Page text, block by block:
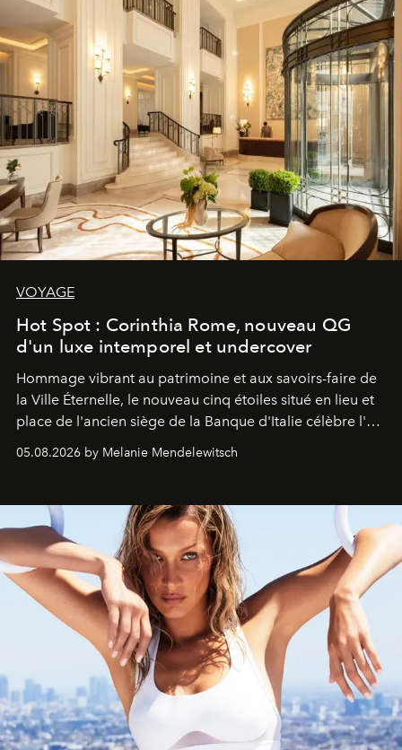
VOYAGE
Hot Spot : Corinthia Rome, nouveau QG
d'un luxe intemporel et undercover
Hommage vibrant au patrimoine et aux savoirs-faire de
la Ville Éternelle, le nouveau cinq étoiles situé en lieu et
place de l'ancien siège de la Banque d'Italie célèbre l'art
de vivre Romain dans toute son élégance intemporelle.
05.08.2026 by Melanie Mendelewitsch